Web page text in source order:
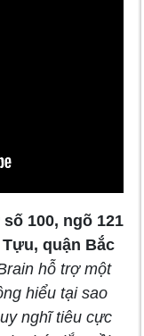
100, ngõ 121
quận Bắc
hỗ trợ một
hiểu tại sao
nghĩ tiêu cực